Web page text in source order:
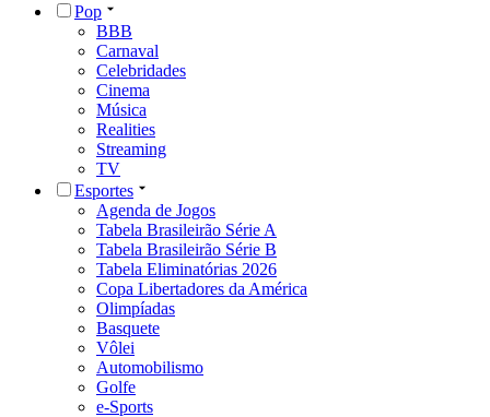
Pop
BBB
Carnaval
Celebridades
Cinema
Música
Realities
Streaming
TV
Esportes
Agenda de Jogos
Tabela Brasileirão Série A
Tabela Brasileirão Série B
Tabela Eliminatórias 2026
Copa Libertadores da América
Olimpíadas
Basquete
Vôlei
Automobilismo
Golfe
e-Sports